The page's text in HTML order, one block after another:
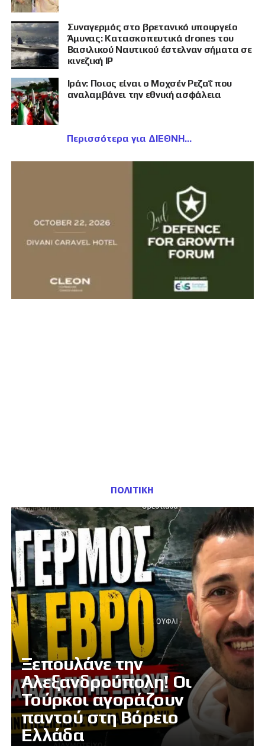
Συναγερμός στο βρετανικό υπουργείο
Άμυνας: Κατασκοπευτικά drones του
Βασιλικού Ναυτικού έστελναν σήματα σε
κινεζική IP
Ιράν: Ποιος είναι ο Μοχσέν Ρεζαΐ που
αναλαμβάνει την εθνική ασφάλεια
Περισσότερα για ΔΙΕΘΝΗ
ΠΟΛΙΤΙΚΗ
Ξεπουλάνε την
Αλεξανδρούπολη! Οι
Τούρκοι αγοράζουν
παντού στη Βόρειο
Ελλάδα